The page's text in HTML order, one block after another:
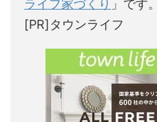
ライフ家づくり 」です。
[PR]タウンライフ